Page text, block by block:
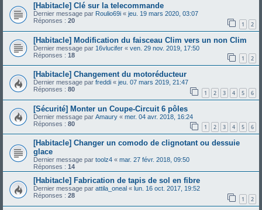
[Habitacle] Clé sur la telecommande
Dernier message par Roulio69i « jeu. 19 mars 2020, 03:07
Réponses : 20 1 2
[Habitacle] Modification du faisceau Clim vers un non Clim
Dernier message par 16vlucifer « ven. 29 nov. 2019, 17:50
Réponses : 18 1 2
[Habitacle] Changement du motoréducteur
Dernier message par freddi « jeu. 07 mars 2019, 21:47
Réponses : 80 1 2 3 4 5 6
[Sécurité] Monter un Coupe-Circuit 6 pôles
Dernier message par Amaury « mer. 04 avr. 2018, 16:24
Réponses : 80 1 2 3 4 5 6
[Habitacle] Changer un comodo de clignotant ou dessuie
glace
Dernier message par toolz4 « mar. 27 févr. 2018, 09:50
Réponses : 14
[Habitacle] Fabrication de tapis de sol en fibre
Dernier message par attila_oneal « lun. 16 oct. 2017, 19:52
Réponses : 28 1 2